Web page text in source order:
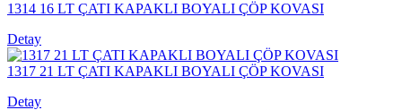
1314 16 LT ÇATI KAPAKLI BOYALI ÇÖP KOVASI
Detay
1317 21 LT ÇATI KAPAKLI BOYALI ÇÖP KOVASI
Detay